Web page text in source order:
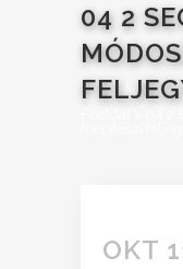
04 2
OKT